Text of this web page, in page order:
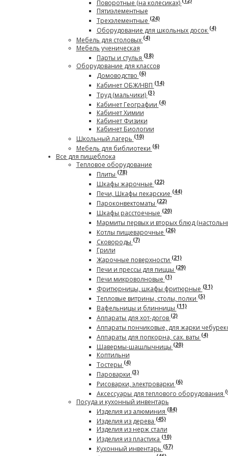
Поворотные (на колесиках)
Пятиэлементные
Трехэлементные(24)
Оборудование для школьных досок(4)
Мебель для столовых(4)
Мебель ученическая
Парты и стулья(38)
Оборудование для классов
Домоводство(6)
Кабинет ОБЖ/НВП(14)
Труд (мальчики)(3)
Кабинет Географии(4)
Кабинет Химии
Кабинет Физики
Кабинет Биологии
Школьный лагерь(10)
Мебель для библиотеки(6)
Все для пищеблока
Тепловое оборудование
Плиты(78)
Шкафы жарочные(22)
Печи, Шкафы пекарские(44)
Пароконвектоматы(22)
Шкафы расстоечные(20)
Мармиты первых и вторых блюд
Котлы пищеварочные(26)
Сковороды(7)
Грили
Жарочные поверхности(21)
Печи и прессы для пиццы(29)
Печи микроволновые(1)
Фритюрницы, шкафы фритюрные(31)
Тепловые витрины, столы, полки(5)
Вафельницы и блинницы(11)
Аппараты для хот-догов(2)
Аппараты пончиковые, для жарки
Аппараты для попкорна, сах. ваты(4)
Шавермы-шашлычницы(20)
Коптильни
Тостеры(4)
Пароварки(3)
Рисоварки, электроварки(6)
Аксессуары для теплового оборудования
Посуда и кухонный инвентарь
Изделия из алюминия(84)
Изделия из дерева(45)
Изделия из нерж стали
Изделия из пластика(10)
Кухонный инвентарь(57)